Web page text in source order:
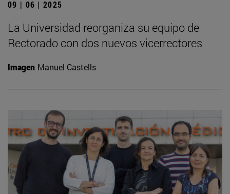
09 | 06 | 2025
La Universidad reorganiza su equipo de
Rectorado con dos nuevos vicerrectores
Imagen Manuel Castells